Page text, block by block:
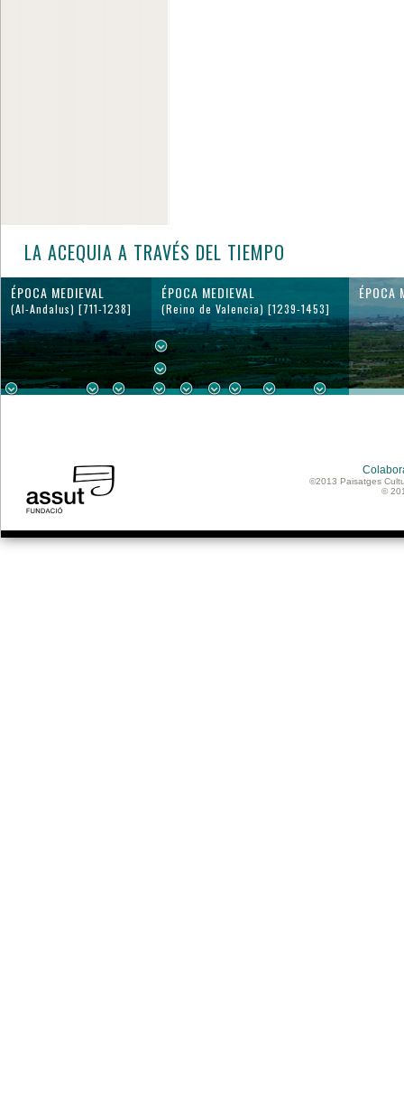
LA ACEQUIA A TRAVÉS DEL TIEMPO
ÉPOCA MEDIEVAL
(Al-Andalus) [711-1238]
ÉPOCA MEDIEVAL
(Reino de Valencia) [1239-1453]
ÉPOCA
©2013 Paisatges
©